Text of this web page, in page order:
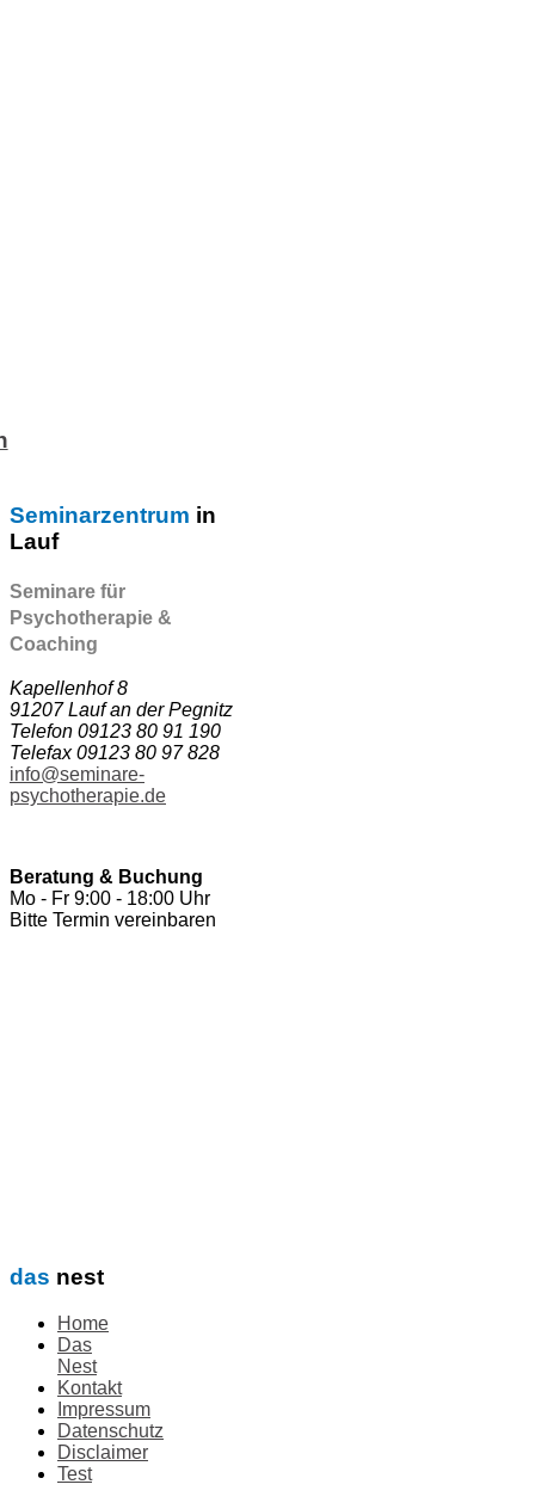
Seminarzentrum in
Lauf
Seminare für
Psychotherapie &
Coaching
Kapellenhof 8
91207 Lauf an der Pegnitz
Telefon 09123 80 91 190
Telefax 09123 80 97 828
info@seminare-
psychotherapie.de
Beratung & Buchung
Mo - Fr 9:00 - 18:00 Uhr
Bitte Termin vereinbaren
das nest
Home
Das
Nest
Kontakt
Impressum
Datenschutz
Disclaimer
Test